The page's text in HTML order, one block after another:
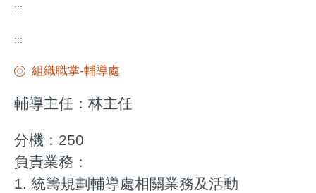
:::
:::
組織職掌-輔導處
輔導主任：林主任
分機：250
負責業務：
1. 統籌規劃輔導處相關業務及活動